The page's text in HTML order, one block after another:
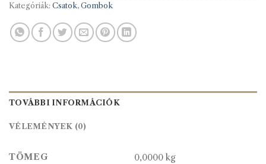
Kategóriák: Csatok, Gombok
TOVÁBBI INFORMÁCIÓK
VÉLEMÉNYEK (0)
TÖMEG 0,0000 kg